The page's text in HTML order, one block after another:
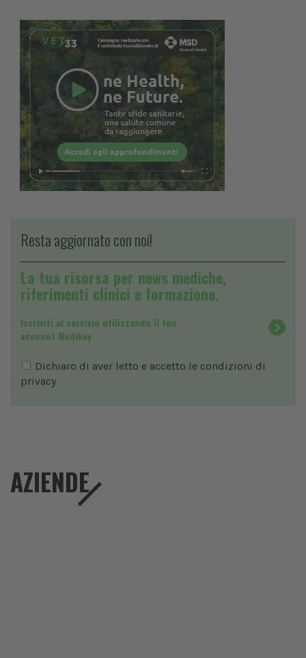
Resta aggiornato con noi!
La tua risorsa per news mediche,
riferimenti clinici e formazione.
Iscriviti al servizio utilizzando il tuo
account Medikey
Dichiaro di aver letto e accetto le condizioni di
privacy
AZIENDE